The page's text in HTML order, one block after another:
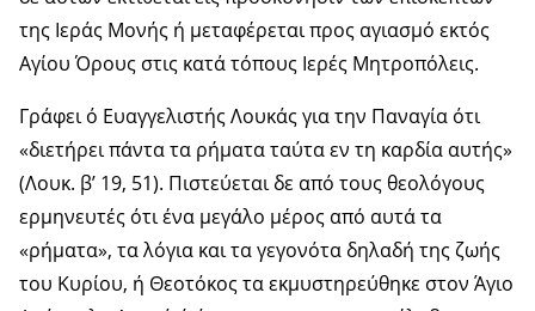
της Ιεράς Μονής ή μεταφέρεται προς αγιασμό εκτός
Αγίου Όρους στις κατά τόπους Ιερές Μητροπόλεις.
Γράφει ό Ευαγγελιστής Λουκάς για την Παναγία ότι
«διετήρει πάντα τα ρήματα ταύτα εν τη καρδία αυτής»
(Λουκ. β’ 19, 51). Πιστεύεται δε από τους θεολόγους
ερμηνευτές ότι ένα μεγάλο μέρος από αυτά τα
«ρήματα», τα λόγια και τα γεγονότα δηλαδή της ζωής
του Κυρίου, ή Θεοτόκος τα εκμυστηρεύθηκε στον Άγιο